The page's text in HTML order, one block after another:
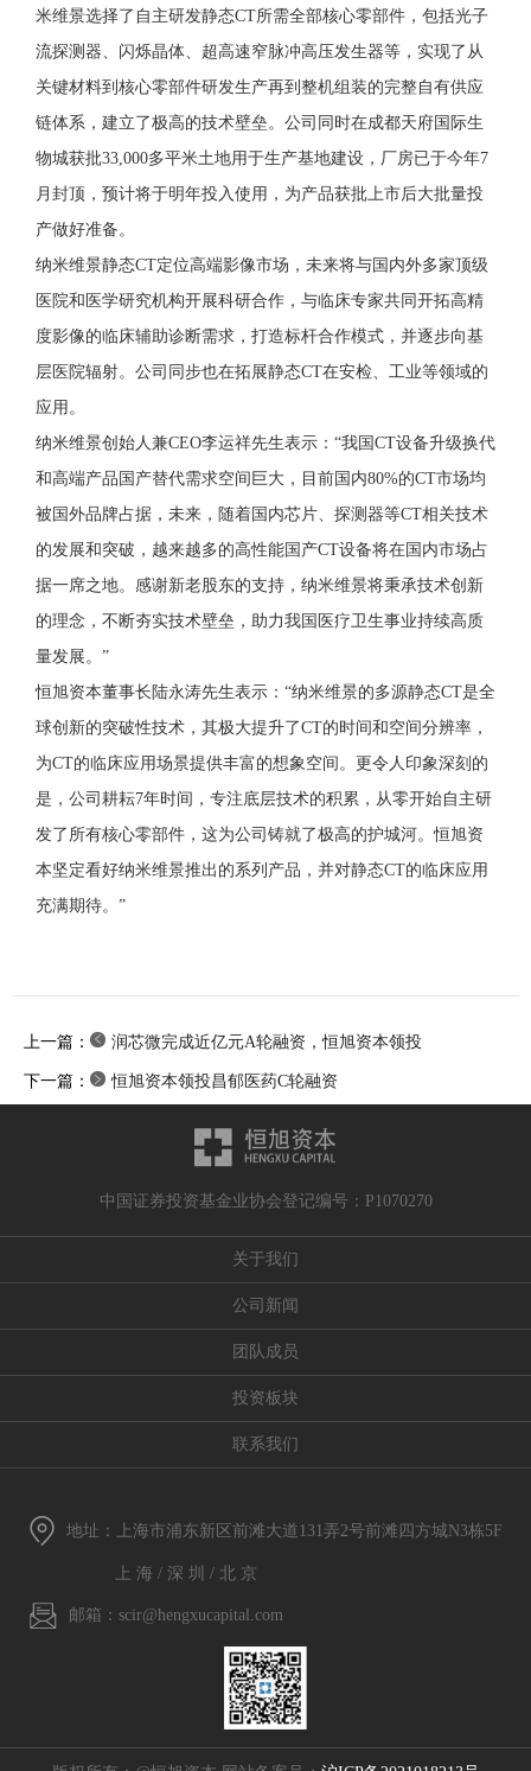
米维景选择了自主研发静态CT所需全部核心零部件，包括光子
流探测器、闪烁晶体、超高速窄脉冲高压发生器等，实现了从
关键材料到核心零部件研发生产再到整机组装的完整自有供应
链体系，建立了极高的技术壁垒。公司同时在成都天府国际生
物城获批33,000多平米土地用于生产基地建设，厂房已于今年7
月封顶，预计将于明年投入使用，为产品获批上市后大批量投
产做好准备。
纳米维景静态CT定位高端影像市场，未来将与国内外多家顶级
医院和医学研究机构开展科研合作，与临床专家共同开拓高精
度影像的临床辅助诊断需求，打造标杆合作模式，并逐步向基
层医院辐射。公司同步也在拓展静态CT在安检、工业等领域的
应用。
纳米维景创始人兼CEO李运祥先生表示：“我国CT设备升级换代
和高端产品国产替代需求空间巨大，目前国内80%的CT市场均
被国外品牌占据，未来，随着国内芯片、探测器等CT相关技术
的发展和突破，越来越多的高性能国产CT设备将在国内市场占
据一席之地。感谢新老股东的支持，纳米维景将秉承技术创新
的理念，不断夯实技术壁垒，助力我国医疗卫生事业持续高质
量发展。”
恒旭资本董事长陆永涛先生表示：“纳米维景的多源静态CT是全
球创新的突破性技术，其极大提升了CT的时间和空间分辨率，
为CT的临床应用场景提供丰富的想象空间。更令人印象深刻的
是，公司耕耘7年时间，专注底层技术的积累，从零开始自主研
发了所有核心零部件，这为公司铸就了极高的护城河。恒旭资
本坚定看好纳米维景推出的系列产品，并对静态CT的临床应用
充满期待。”
上一篇： 润芯微完成近亿元A轮融资，恒旭资本领投
下一篇： 恒旭资本领投昌郁医药C轮融资
中国证券投资基金业协会登记编号：P1070270
关于我们
公司新闻
团队成员
投资板块
联系我们
地址：上海市浦东新区前滩大道131弄2号前滩四方城N3栋5F
上 海 / 深 圳 / 北 京
邮箱：scir@hengxucapital.com